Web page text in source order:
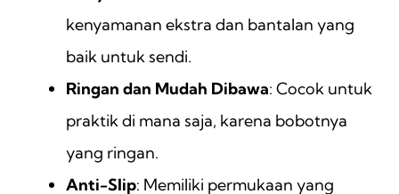
kenyamanan ekstra dan bantalan yang
baik untuk sendi.
Ringan dan Mudah Dibawa: Cocok untuk
praktik di mana saja, karena bobotnya
yang ringan.
Anti-Slip: Memiliki permukaan yang